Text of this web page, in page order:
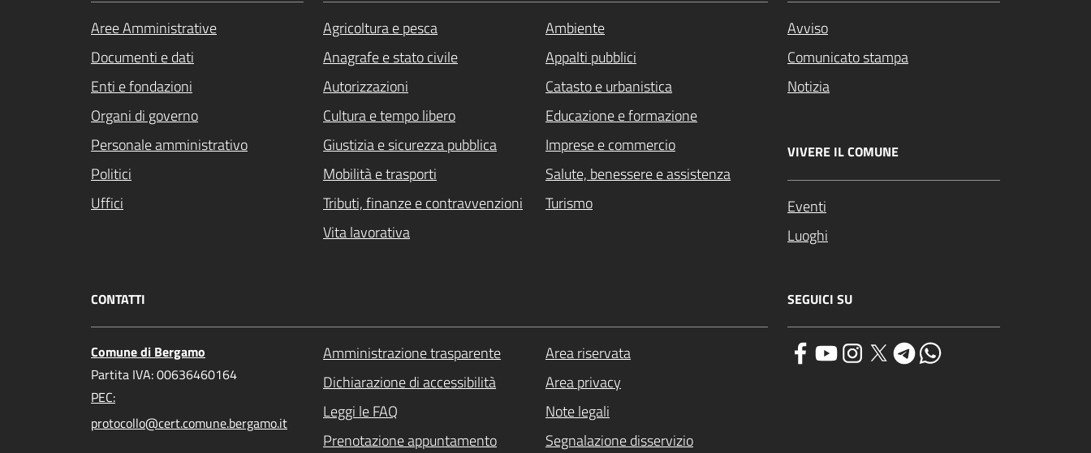
Aree Amministrative
Documenti e dati
Enti e fondazioni
Organi di governo
Personale amministrativo
Politici
Uffici
Agricoltura e pesca
Ambiente
Anagrafe e stato civile
Appalti pubblici
Autorizzazioni
Catasto e urbanistica
Cultura e tempo libero
Educazione e formazione
Giustizia e sicurezza pubblica
Imprese e commercio
Mobilità e trasporti
Salute, benessere e assistenza
Tributi, finanze e contravvenzioni
Turismo
Vita lavorativa
Avviso
Comunicato stampa
Notizia
VIVERE IL COMUNE
Eventi
Luoghi
CONTATTI
Comune di Bergamo
Partita IVA: 00636460164
PEC:
protocollo@cert.comune.bergamo.it
Amministrazione trasparente
Area riservata
Dichiarazione di accessibilità
Area privacy
Leggi le FAQ
Note legali
Prenotazione appuntamento
Segnalazione disservizio
SEGUICI SU